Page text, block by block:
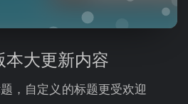
本大更新内容
，自定义的标题更受欢迎